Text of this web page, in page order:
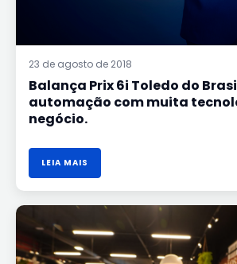
23 de agosto de 2018
Balança Prix 6i Toledo do
automação com muita
negócio.
LEIA MAIS
BALANÇA